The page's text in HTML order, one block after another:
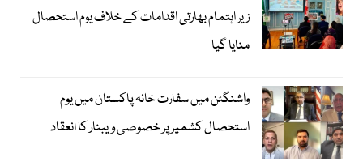
زیر اہتمام بھارتی اقدامات کے خلاف یوم استحصال
منایا گیا
واشنگٹن میں سفارت خانہ پاکستان میں یوم
استحصال کشمیر پر خصوصی ویبنار کا انعقاد